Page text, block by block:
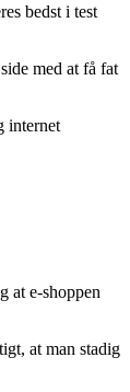
bedst i test
med at få fat
internet
at e-shoppen
at man stadig